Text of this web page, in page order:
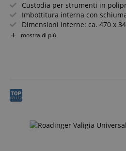
Custodia per strumenti in
Imbottitura interna con
Dimensioni interne: ca. 470 x
Antipolvere/impermeabile e
Geometria esterna rinforzata
Maniglia e valvola di
mostra di più
funzionalità del sito Web
degli utenti e la gestione
non può essere utilizzato
cookie strettamente necessari.